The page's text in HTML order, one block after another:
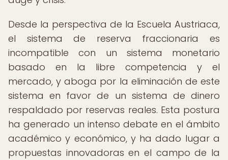
Desde la perspectiva de la Escuela Austriaca,
el sistema de reserva fraccionaria es
incompatible con un sistema monetario
basado en la libre competencia y el
mercado, y aboga por la eliminación de este
sistema en favor de un sistema de dinero
respaldado por reservas reales. Esta postura
ha generado un intenso debate en el ámbito
académico y económico, y ha dado lugar a
propuestas innovadoras en el campo de la